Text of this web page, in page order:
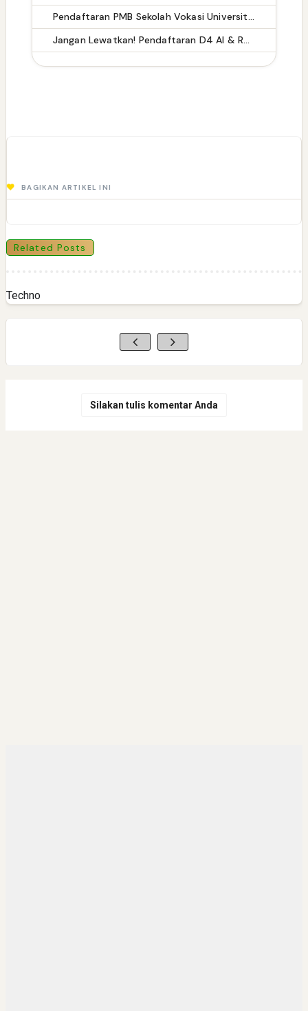
Pendaftaran PMB Sekolah Vokasi Universitas Pakuan 2026/2027 Dibuka, Kuliah Bisa Dicicil Rp900 Ribu per Bulan
Jangan Lewatkan! Pendaftaran D4 AI & Robotik Universitas Pakuan Bisa Dapat Full Scholarship Magang ke Taiwan!
BAGIKAN ARTIKEL INI
Related Posts
Techno
Silakan tulis komentar Anda